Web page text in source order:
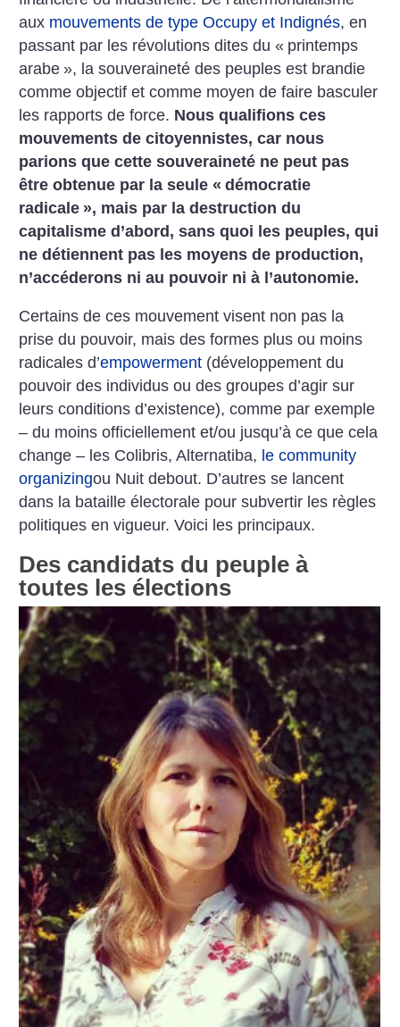
aux mouvements de type Occupy et Indignés, en
passant par les révolutions dites du « printemps
arabe », la souveraineté des peuples est brandie
comme objectif et comme moyen de faire basculer
les rapports de force. Nous qualifions ces
mouvements de citoyennistes, car nous
parions que cette souveraineté ne peut pas
être obtenue par la seule « démocratie
radicale », mais par la destruction du
capitalisme d’abord, sans quoi les peuples, qui
ne détiennent pas les moyens de production,
n’accéderons ni au pouvoir ni à l’autonomie.
Certains de ces mouvement visent non pas la
prise du pouvoir, mais des formes plus ou moins
radicales d’empowerment (développement du
pouvoir des individus ou des groupes d’agir sur
leurs conditions d’existence), comme par exemple
– du moins officiellement et/ou jusqu’à ce que cela
change – les Colibris, Alternatiba, le community
organizingou Nuit debout. D’autres se lancent
dans la bataille électorale pour subvertir les règles
politiques en vigueur. Voici les principaux.
Des candidats du peuple à
toutes les élections